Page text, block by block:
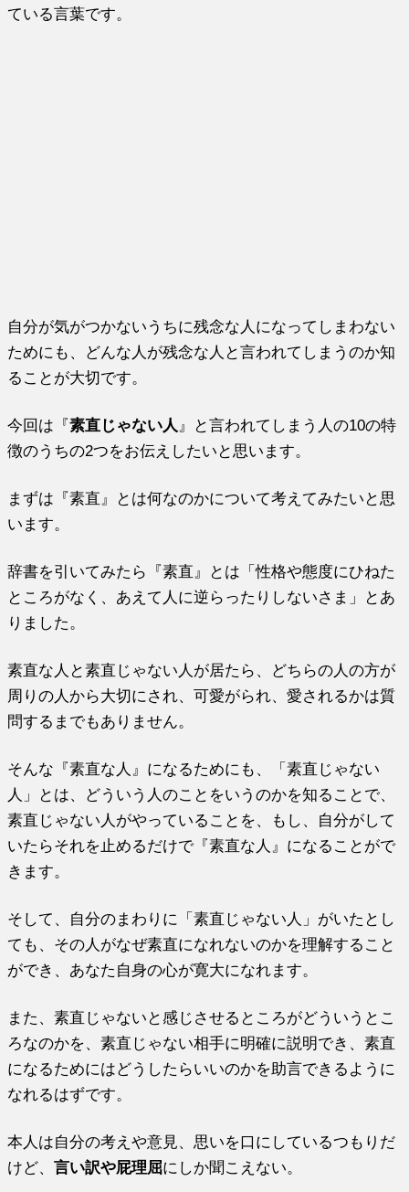
ている言葉です。
自分が気がつかないうちに残念な人になってしまわない
ためにも、どんな人が残念な人と言われてしまうのか知
ることが大切です。
今回は『素直じゃない人 』と言われてしまう人の10の特
徴のうちの2つをお伝えしたいと思います。
まずは『素直』とは何なのかについて考えてみたいと思
います。
辞書を引いてみたら『素直』とは「性格や態度にひねた
ところがなく、あえて人に逆らったりしないさま」とあ
りました。
素直な人と素直じゃない人が居たら、どちらの人の方が
周りの人から大切にされ、可愛がられ、愛されるかは質
問するまでもありません。
そんな『素直な人』になるためにも、「素直じゃない
人」とは、どういう人のことをいうのかを知ることで、
素直じゃない人がやっていることを、もし、自分がして
いたらそれを止めるだけで『素直な人』になることがで
きます。
そして、自分のまわりに「素直じゃない人」がいたとし
ても、その人がなぜ素直になれないのかを理解すること
ができ、あなた自身の心が寛大になれます。
また、素直じゃないと感じさせるところがどういうとこ
ろなのかを、素直じゃない相手に明確に説明でき、素直
になるためにはどうしたらいいのかを助言できるように
なれるはずです。
本人は自分の考えや意見、思いを口にしているつもりだ
けど、言い訳や屁理屈にしか聞こえない。